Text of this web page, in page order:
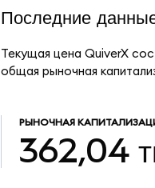
Последние
Текущая цена QuiverX
общая рыночная
РЫНОЧНАЯ
362,04